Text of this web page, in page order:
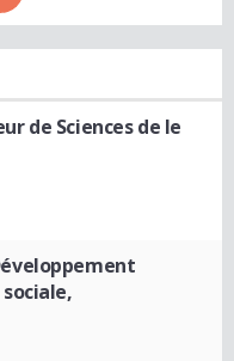
de Sciences de le